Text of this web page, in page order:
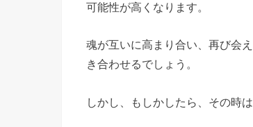
可能性が高くなります。
魂が互いに高まり合い、再び会
き合わせるでしょう。
しかし、もしかしたら、その時